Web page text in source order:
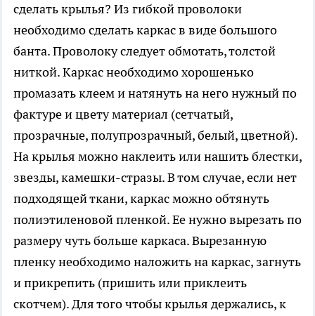
сделать крылья? Из гибкой проволоки
необходимо сделать каркас в виде большого
банта. Проволоку следует обмотать, толстой
ниткой. Каркас необходимо хорошенько
промазать клеем и натянуть на него нужный по
фактуре и цвету материал (сетчатый,
прозрачные, полупрозрачный, белый, цветной).
На крылья можно наклеить или нашить блестки,
звезды, камешки-стразы. В том случае, если нет
подходящей ткани, каркас можно обтянуть
полиэтиленовой пленкой. Ее нужно вырезать по
размеру чуть больше каркаса. Вырезанную
пленку необходимо наложить на каркас, загнуть
и прикрепить (пришить или приклеить
скотчем). Для того чтобы крылья держались, к